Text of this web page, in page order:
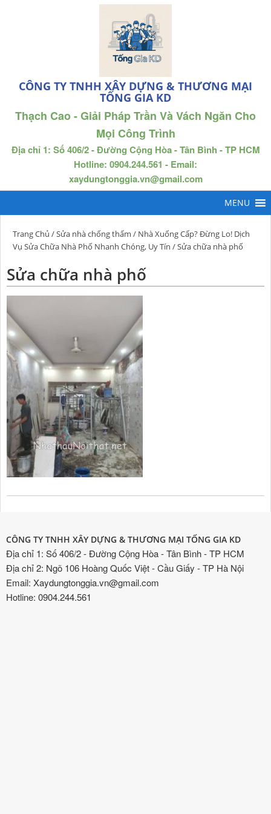
CÔNG TY TNHH XÂY DỰNG & THƯƠNG MẠI
TỐNG GIA KD
Thạch Cao - Giải Pháp Trần Và Vách Ngăn Cho
Mọi Công Trình
Địa chỉ 1: Số 406/2 - Đường Cộng Hòa - Tân Bình - TP HCM
Hotline: 0904.244.561 - Email:
xaydungtonggia.vn@gmail.com
Trang Chủ /Sửa nhà chống thấm / Nhà Xuống Cấp? Đừng Lo! Dịch
Vụ Sửa Chữa Nhà Phố Nhanh Chóng, Uy Tín / Sửa chữa nhà phố
Sửa chữa nhà phố
CÔNG TY TNHH XÂY DỰNG & THƯƠNG MẠI TỐNG GIA KD
Địa chỉ 1: Số 406/2 - Đường Cộng Hòa - Tân Bình - TP HCM
Địa chỉ 2: Ngõ 106 Hoàng Quốc Việt - Cầu Giấy - TP Hà Nội
Email: Xaydungtonggia.vn@gmail.com
Hotline: 0904.244.561